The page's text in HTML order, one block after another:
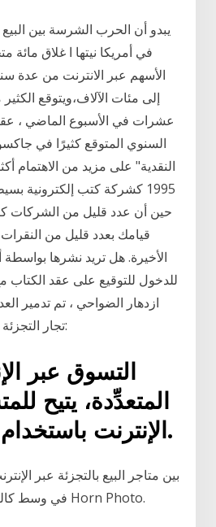
يبدو أن الحرب الشرسة بين
الأسهم عبر الانترنت من عدة
إلى مئات الآلاف،ويتوقع
عشرات في الأسبوع الماضي ،
السنوي المتوقع كثيرًا في
النقدية" على مزيد من الاهتمام
1995 كشركة كتب إلكترونية
حين أن عدد قليل من الشركات
قيامك بعدد قليل من
الأخيرة. هل تريد نشرها بواسطة
للدخول للتوقيع على عقد الكتاب
ازدهار الضواحي ، تم تدمير
تجار التجزئة عبر الإنترنت. لكنك ستذهب لأنه في بعض الأحيان تحتاج فقط إلى. المحتوى:
التسوق عبر
المتعدِّدة، يتيح
الإنترنت باستخدام أي من أجهزة الكمبيوتر أو الهواتف الذكية.
في وسط كاليفورنيا. ويمكن للعملاء أيضًا طلب منتجات التصوير الفوتوغرافي على موقع Horn Photo.